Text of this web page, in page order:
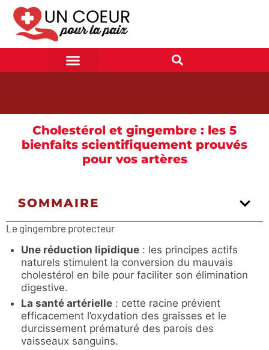
Cholestérol et gingembre : les 5
bienfaits scientifiquement prouvés
pour vos artères
SOMMAIRE
Le gingembre protecteur
Une réduction lipidique : les principes actifs
naturels stimulent la conversion du mauvais
cholestérol en bile pour faciliter son élimination
digestive.
La santé artérielle : cette racine prévient
efficacement l’oxydation des graisses et le
durcissement prématuré des parois des
vaisseaux sanguins.